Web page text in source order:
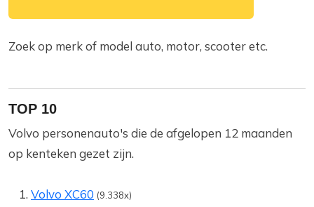
Zoek op merk of model auto, motor, scooter etc.
TOP 10
Volvo personenauto's die de afgelopen 12 maanden
op kenteken gezet zijn.
Volvo XC60 (9.338x)